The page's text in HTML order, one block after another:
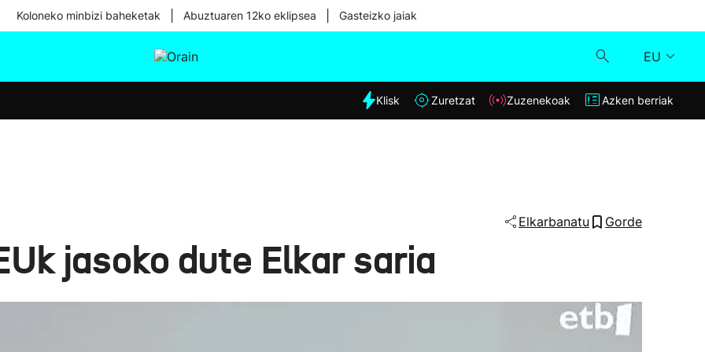
Koloneko minbizi baheketak Abuztuaren 12ko eklipsea Gasteizko jaiak
EU
Eguraldia
Klisk
Klisk Zuretzat Zuzenekoak Azken berriak
Elkarbanatu Gorde
jasoko dute Elkar saria